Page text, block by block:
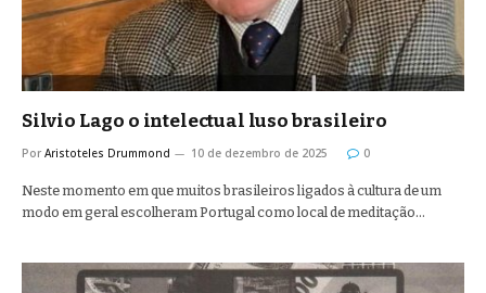
Silvio Lago o intelectual luso brasileiro
Por Aristoteles Drummond 10 de dezembro de 2025 0
Neste momento em que muitos brasileiros ligados à cultura de um
modo em geral escolheram Portugal como local de meditação…